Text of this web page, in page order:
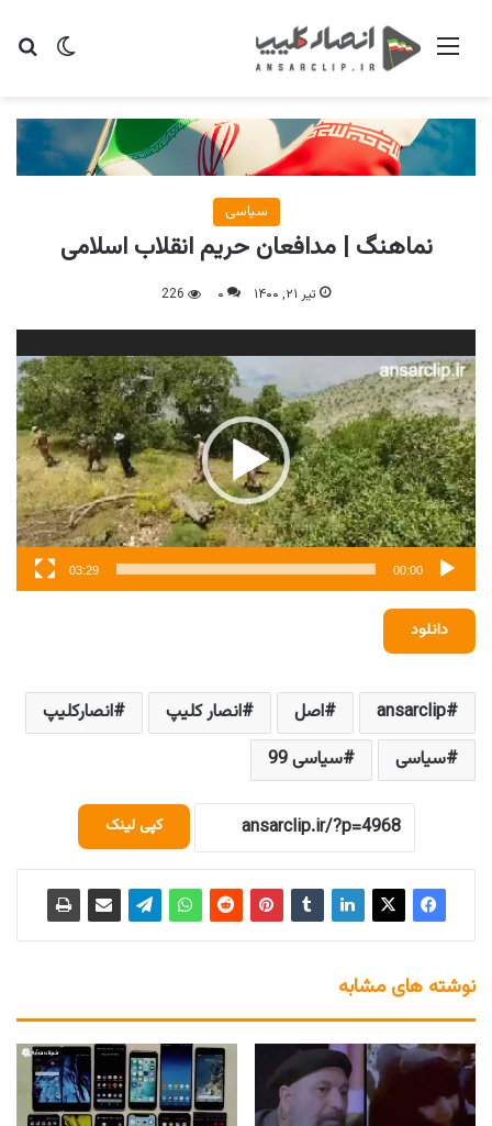
تغییر منو
سیاسی
نماهنگ | مدافعان حریم انقلاب اسلامی
تیر ۲۱, ۱۴۰۰ ۰ 226
نمایشگر
00:00
03:29
دانلود
ansarclip اصل انصار کلیپ
انصارکلیپ
سیاسی
سیاسی 99
کپی لینک
نوشته های مشابه